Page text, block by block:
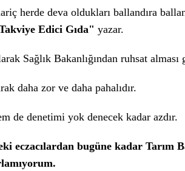
herde deva oldukları ballandıra
Edici Gıda" yazar.
Sağlık Bakanlığından ruhsat alması
daha zor ve daha pahalıdır.
de denetimi yok denecek kadar azdır.
eczacılardan bugüne kadar Tarım